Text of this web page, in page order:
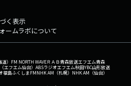
く表示
ームラボについて
） FM NORTH WAVEＲＡＢ青森放送エフエム青森
エフエム仙台） ABSラジオエフエム秋田YBC山形放送
福島ふくしまFMNHK AM（札幌） NHK AM（仙台）